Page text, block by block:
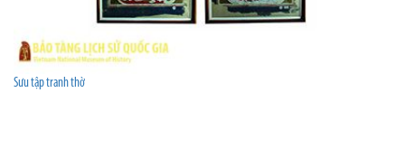
Sưu tập tranh thờ